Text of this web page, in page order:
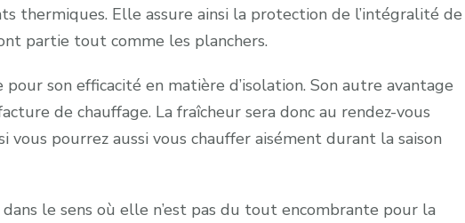
thermiques. Elle assure ainsi la protection de l’intégralité de
partie tout comme les planchers.
son efficacité en matière d’isolation. Son autre avantage
de chauffage. La fraîcheur sera donc au rendez-vous
vous pourrez aussi vous chauffer aisément durant la saison
le sens où elle n’est pas du tout encombrante pour la